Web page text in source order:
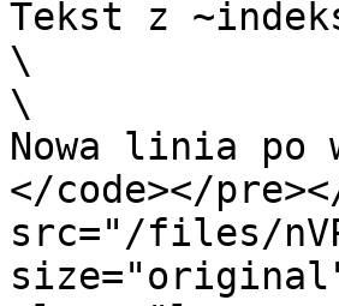
Tekst z
\
\
Nowa linia po
</code></
src="/files/